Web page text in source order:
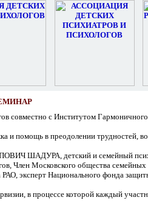
совместно с Институтом
и помощь в преодолении трудностей,
ШАДУРА, детский и семейный
Член Московского общества
РАО, эксперт Национального фонда
в процессе которой каждый